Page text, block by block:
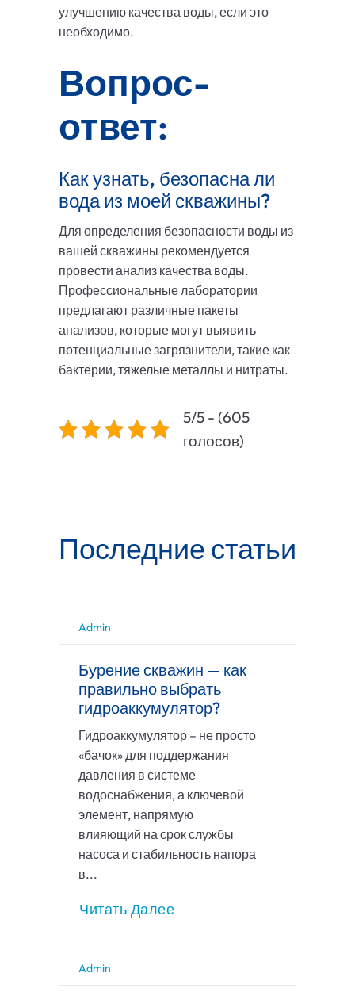
улучшению качества воды, если это
необходимо.
Вопрос-
ответ:
Как узнать, безопасна ли
вода из моей скважины?
Для определения безопасности воды из
вашей скважины рекомендуется
провести анализ качества воды.
Профессиональные лаборатории
предлагают различные пакеты
анализов, которые могут выявить
потенциальные загрязнители, такие как
бактерии, тяжелые металлы и нитраты.
5/5 - (605
голосов)
Последние статьи
Admin
Бурение скважин — как
правильно выбрать
гидроаккумулятор?
Гидроаккумулятор – не просто
«бачок» для поддержания
давления в системе
водоснабжения, а ключевой
элемент, напрямую
влияющий на срок службы
насоса и стабильность напора
в...
Читать Далее
Admin